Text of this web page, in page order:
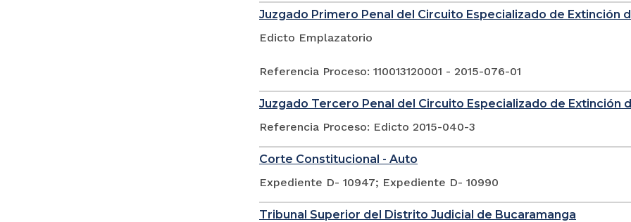
Juzgado Primero Penal del Circuito Especializado de Extinción
Edicto Emplazatorio
Referencia Proceso: 110013120001 - 2015-076-01
Juzgado Tercero Penal del Circuito Especializado de Extinción
Referencia Proceso: Edicto 2015-040-3
Corte Constitucional - Auto
Expediente D- 10947; Expediente D- 10990
Tribunal Superior del Distrito Judicial de Bucaramanga